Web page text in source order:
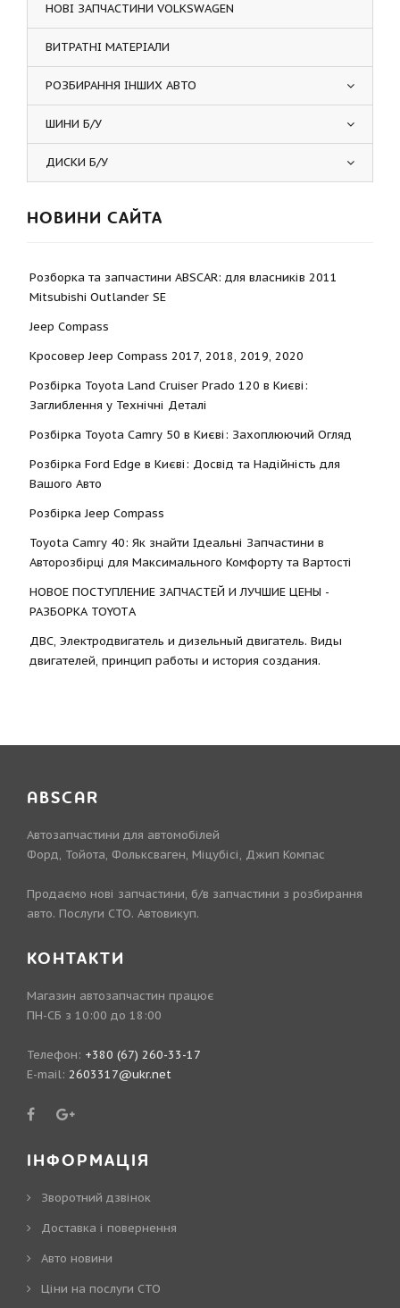
НОВІ ЗАПЧАСТИНИ VOLKSWAGEN
ВИТРАТНІ МАТЕРІАЛИ
РОЗБИРАННЯ ІНШИХ АВТО
ШИНИ Б/У
ДИСКИ Б/У
НОВИНИ САЙТА
Розборка та запчастини ABSCAR: для власників 2011
Mitsubishi Outlander SE
Jeep Compass
Кросовер Jeep Compass 2017, 2018, 2019, 2020
Розбірка Toyota Land Cruiser Prado 120 в Києві:
Заглиблення у Технічні Деталі
Розбірка Toyota Camry 50 в Києві: Захоплюючий Огляд
Розбірка Ford Edge в Києві: Досвід та Надійність для
Вашого Авто
Розбірка Jeep Compass
Toyota Camry 40: Як знайти Ідеальні Запчастини в
Авторозбірці для Максимального Комфорту та Вартості
НОВОЕ ПОСТУПЛЕНИЕ ЗАПЧАСТЕЙ И ЛУЧШИЕ ЦЕНЫ -
РАЗБОРКА TOYOTА
ДВС, Электродвигатель и дизельный двигатель. Виды
двигателей, принцип работы и история создания.
ABSCAR
Автозапчастини для автомобілей
Форд, Тойота, Фольксваген, Міцубісі, Джип Компас
Продаємо нові запчастини, б/в запчастини з розбирання
авто. Послуги СТО. Автовикуп.
КОНТАКТИ
Магазин автозапчастин працює
ПН-СБ з 10:00 до 18:00
Телефон: +380 (67) 260-33-17
E-mail: 2603317@ukr.net
ІНФОРМАЦІЯ
Зворотний дзвінок
Доставка і повернення
Авто новини
Ціни на послуги СТО